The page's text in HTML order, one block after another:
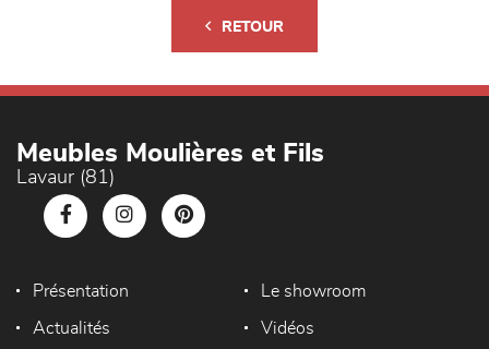
RETOUR
Meubles Moulières et Fils
Lavaur (81)
Présentation Le showroom
Actualités Vidéos